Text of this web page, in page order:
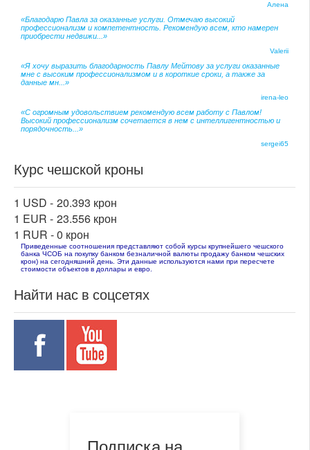
Алена
«Благодарю Павла за оказанные услуги. Отмечаю высокий
профессионализм и компетентность. Рекомендую всем, кто намерен
приобрести недвижи...»
Valerii
«Я хочу выразить благодарность Павлу Мейтову за услуги оказанные
мне с высоким профессионализмом и в короткие сроки, а также за
данные мн...»
irena-leo
«С огромным удовольствием рекомендую всем работу с Павлом!
Высокий профессионализм сочетается в нем с интеллигентностью и
порядочность...»
sergei65
Курс чешской кроны
1 USD - 20.393 крон
1 EUR - 23.556 крон
1 RUR -0 крон
Приведенные соотношения представляют собой курсы крупнейшего чешского
банка ЧСОБ на покупку банком безналичной валюты продажу банком чешских
крон) на сегодняшний день. Эти данные используются нами при пересчете
стоимости объектов в доллары и евро.
Найти нас в соцсетях